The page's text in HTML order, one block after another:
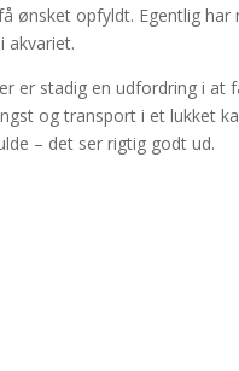
ønsket opfyldt. Egentlig
akvariet.
er stadig en udfordring i
og transport i et lukket
– det ser rigtig godt ud.